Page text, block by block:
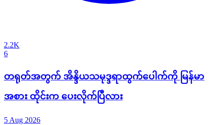
2.2K
6
တရုတ်အတွက် အိန္ဒိယသမုဒ္ဒရာထွက်ပေါက်ကို မြန်မာ
အစား ထိုင်းက ပေးလိုက်ပြီလား
5 Aug 2026